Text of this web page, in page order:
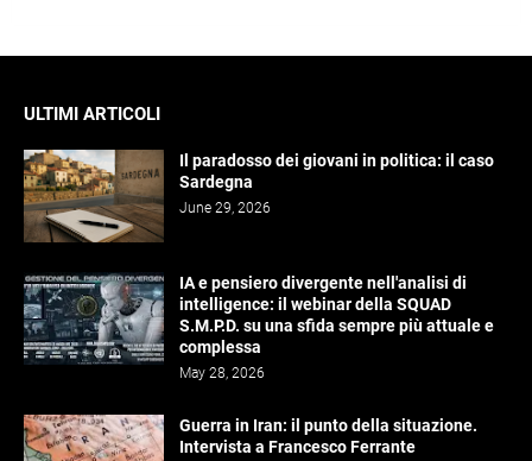
ULTIMI ARTICOLI
Il paradosso dei giovani in politica: il caso
Sardegna
June 29, 2026
IA e pensiero divergente nell'analisi di
intelligence: il webinar della SQUAD
S.M.P.D. su una sfida sempre più attuale e
complessa
May 28, 2026
Guerra in Iran: il punto della situazione.
Intervista a Francesco Ferrante